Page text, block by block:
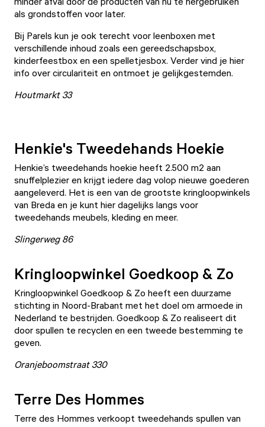
als grondstoffen voor later.
Bij Parels kun je ook terecht voor leenboxen met
verschillende inhoud zoals een gereedschapsbox,
kinderfeestbox en een spelletjesbox. Verder vind je hier
info over circulariteit en ontmoet je gelijkgestemden.
Houtmarkt 33
Henkie's Tweedehands Hoekie
Henkie’s tweedehands hoekie heeft 2.500 m2 aan
snuffelplezier en krijgt iedere dag volop nieuwe goederen
aangeleverd. Het is een van de grootste kringloopwinkels
van Breda en je kunt hier dagelijks langs voor
tweedehands meubels, kleding en meer.
Slingerweg 86
Kringloopwinkel Goedkoop & Zo
Kringloopwinkel Goedkoop & Zo heeft een duurzame
stichting in Noord-Brabant met het doel om armoede in
Nederland te bestrijden. Goedkoop & Zo realiseert dit
door spullen te recyclen en een tweede bestemming te
geven.
Oranjeboomstraat 330
Terre Des Hommes
Terre des Hommes verkoopt tweedehands spullen van